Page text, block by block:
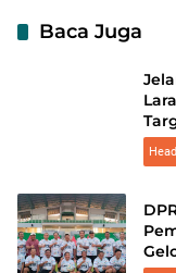
Baca Juga